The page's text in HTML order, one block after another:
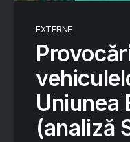
EXTERNE
Uniunea
(analiză